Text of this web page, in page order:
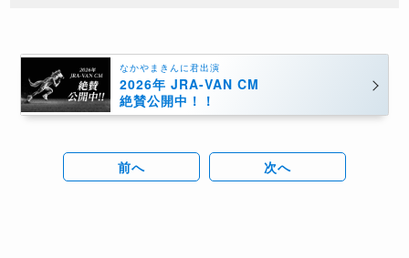
なかやまきんに君出演
2026年 JRA-VAN CM
絶賛公開中！！
前へ 次へ